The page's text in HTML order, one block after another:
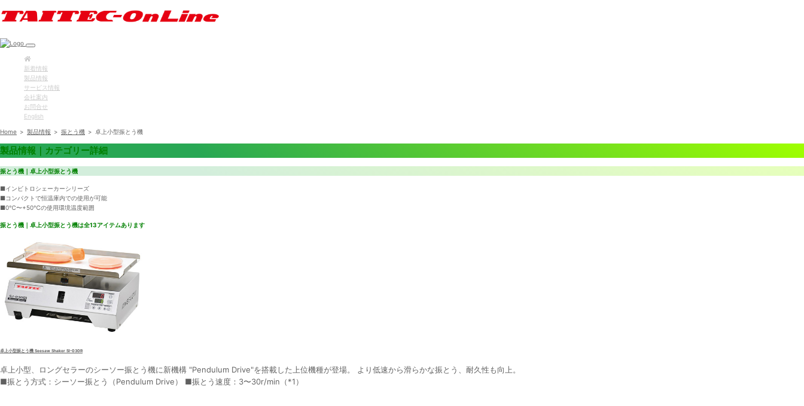
新着情報
製品情報
サービス情報
会社案内
お問合せ
English
Home > 製品情報 > 振とう機 > 卓上小型振とう機
製品情報｜カテゴリー詳細
振とう機｜卓上小型振とう機
■インビトロシェーカーシリーズ
■コンパクトで恒温庫内での使用が可能
■0℃〜+50℃の使用環境温度範囲
振とう機｜卓上小型振とう機は全13アイテムあります
卓上小型振とう機 Seesaw Shaker SI-030R
卓上小型、ロングセラーのシーソー振とう機に新機構 "Pendulum Drive"を搭載した上位機種が登場。 より低速から滑らかな振とう、耐久性も向上。
■振とう方式：シーソー振とう（Pendulum Drive） ■振とう速度：3〜30r/min（*1）